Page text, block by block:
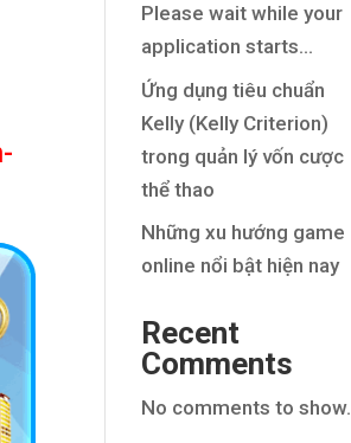
Please wait while your
application starts…
Ứng dụng tiêu chuẩn
Kelly (Kelly Criterion)
trong quản lý vốn cược
thể thao
Những xu hướng game
online nổi bật hiện nay
Recent
Comments
No comments to show.